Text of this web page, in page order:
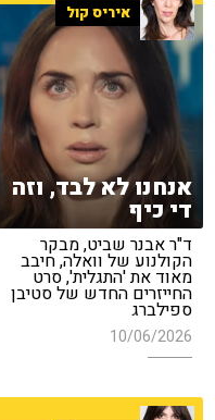
איריס קול
אנחנו לא לבד, וזה
די כיף
ד"ר אבנר שביט, מבקר
הקולנוע של וואלה, חיבב
מאוד את 'התגלית', סרט
החייזרים החדש של סטיבן
ספילברג
10/06/2026